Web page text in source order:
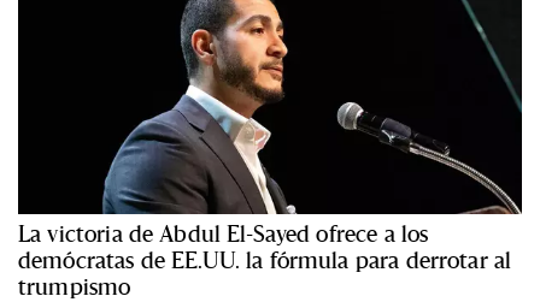
La victoria de Abdul El-Sayed ofrece a los
demócratas de EE.UU. la fórmula para derrotar al
trumpismo